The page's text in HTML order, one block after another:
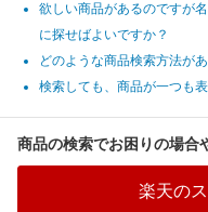
欲しい商品があるのですが
に探せばよいですか？
どのような商品検索方法が
検索しても、商品が一つも
商品の検索でお困りの場合
楽天の